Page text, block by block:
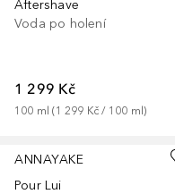
Aftershave
Voda po holení
1 299 Kč
100 ml (1 299 Kč / 100 ml)
ANNAYAKE
Pour Lui